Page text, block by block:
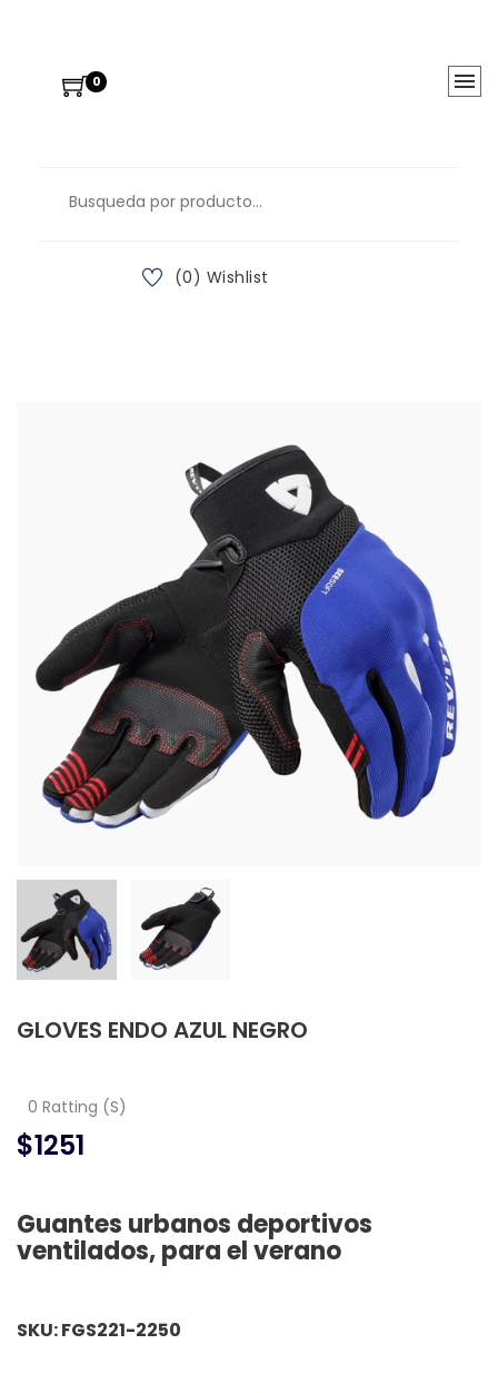
0
(0) Wishlist
GLOVES ENDO AZUL NEGRO
0 Ratting (S)
$1251
Guantes urbanos deportivos
ventilados, para el verano
SKU: FGS221-2250